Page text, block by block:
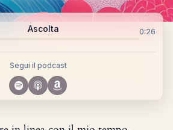
Ascolta 0:26
Segui il podcast